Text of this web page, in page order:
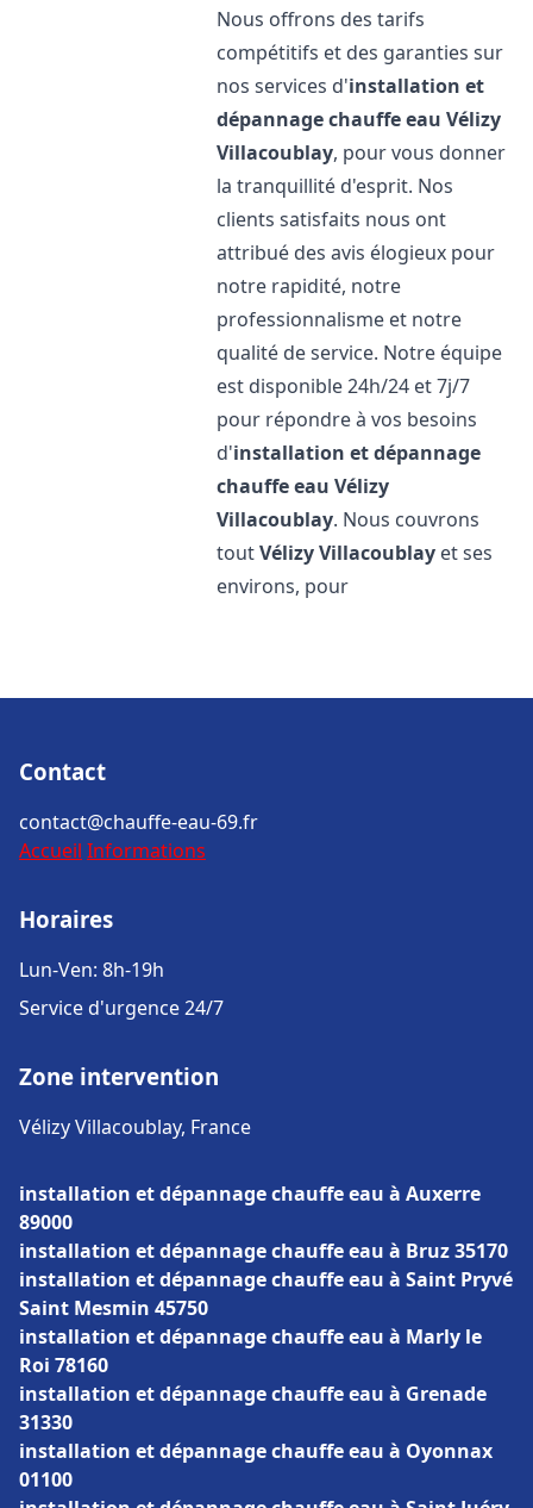
Nous offrons des tarifs
compétitifs et des garanties sur
nos services d'installation et
dépannage chauffe eau Vélizy
Villacoublay, pour vous donner
la tranquillité d'esprit. Nos
clients satisfaits nous ont
attribué des avis élogieux pour
notre rapidité, notre
professionnalisme et notre
qualité de service. Notre équipe
est disponible 24h/24 et 7j/7
pour répondre à vos besoins
d'installation et dépannage
chauffe eau Vélizy
Villacoublay. Nous couvrons
toutVélizy Villacoublay et ses
environs, pour
Contact
contact@chauffe-eau-69.fr
Accueil Informations
Horaires
Lun-Ven: 8h-19h
Service d'urgence 24/7
Zone intervention
Vélizy Villacoublay, France
installation et dépannage chauffe eau à Auxerre
89000
installation et dépannage chauffe eau à Bruz 35170
installation et dépannage chauffe eau à Saint Pryvé
Saint Mesmin 45750
installation et dépannage chauffe eau à Marly le
Roi 78160
installation et dépannage chauffe eau à Grenade
31330
installation et dépannage chauffe eau à Oyonnax
01100